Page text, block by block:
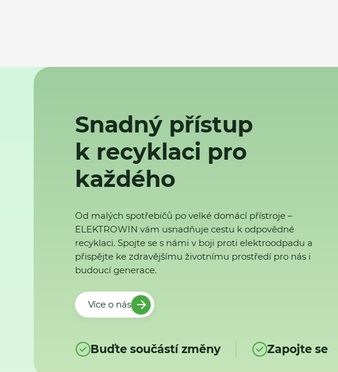
Snadný přístup
k recyklaci pro
každého
Od malých spotřebičů po velké domácí přístroje –
ELEKTROWIN vám usnadňuje cestu k odpovědné
recyklaci. Spojte se s námi v boji proti elektroodpadu a
přispějte ke zdravějšímu životnímu prostředí pro nás i
budoucí generace.
Více o nás
Buďte součástí změny Zapojte se